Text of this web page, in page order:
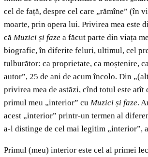
cel de față, despre cel care „rămîne” (în
moarte, prin opera lui. Privirea mea este
că Muzici și faze a făcut parte din viața
biografic, în diferite feluri, ultimul, cel
tulburător: ca proprietate, ca moștenire,
autor”, 25 de ani de acum încolo. Din
privirea mea de astăzi, cînd totul este atît
primul meu „interior” cu Muzici și faze.
acest „interior” printr-un termen al
a-l distinge de cel mai legitim „interior”,
Primul (meu) interior este cel al primei